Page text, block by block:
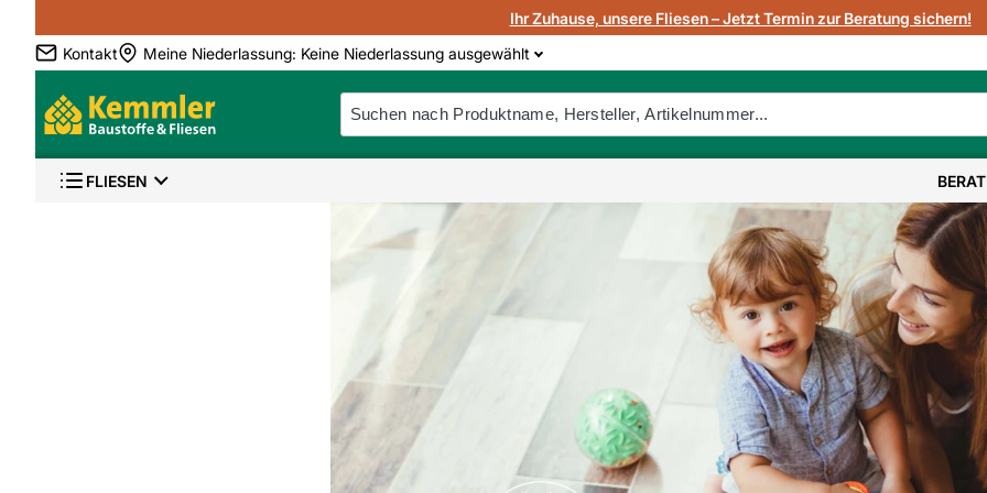
Ihr Zuhause, unsere Fliesen – Jetzt Termin zur Beratung sichern!
Kontakt
Meine Niederlassung: Keine Niederlassung ausgewählt
FLIESEN